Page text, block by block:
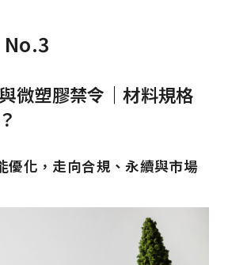
No.3
微塑膠禁令｜材料規格
優化，走向合規、永續與市場